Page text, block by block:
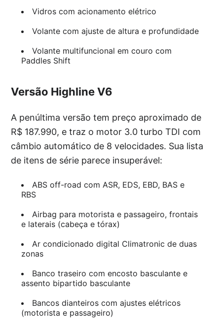
Vidros com acionamento elétrico
Volante com ajuste de altura e profundidade
Volante multifuncional em couro com
Paddles Shift
Versão Highline V6
A penúltima versão tem preço aproximado de
R$ 187.990, e traz o motor 3.0 turbo TDI com
câmbio automático de 8 velocidades. Sua lista
de itens de série parece insuperável:
ABS off-road com ASR, EDS, EBD, BAS e
RBS
Airbag para motorista e passageiro, frontais
e laterais (cabeça e tórax)
Ar condicionado digital Climatronic de duas
zonas
Banco traseiro com encosto basculante e
assento bipartido basculante
Bancos dianteiros com ajustes elétricos
(motorista e passageiro)